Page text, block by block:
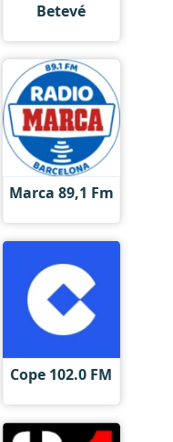
Betevé
Marca 89,1 Fm
Cope 102.0 FM